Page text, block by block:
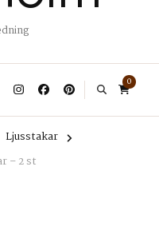
0
Ljusstakar
– 2 st